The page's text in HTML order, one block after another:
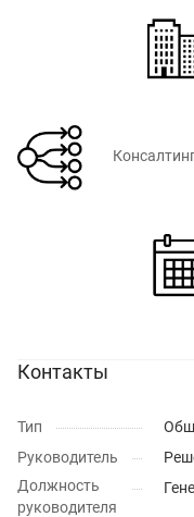
Контакты
Тип
Руководитель
Должность
руководителя